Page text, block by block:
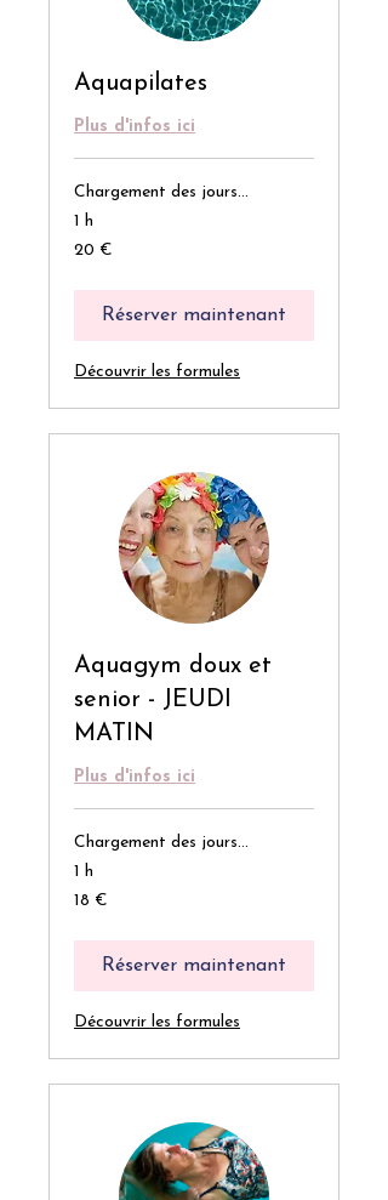
Aquapilates
Plus d'infos ici
Chargement des jours...
1 h
20
euros
20 €
Réserver maintenant
Découvrir les formules
Aquagym doux et
senior - JEUDI
MATIN
Plus d'infos ici
Chargement des jours...
1 h
18
euros
18 €
Réserver maintenant
Découvrir les formules